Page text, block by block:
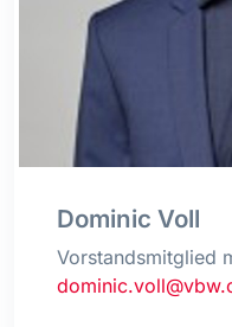
Dominic Voll
Vorstandsmitglied